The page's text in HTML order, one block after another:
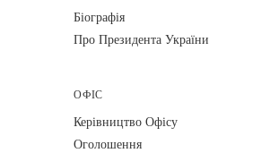
Біографія
Про Президента України
ОФІС
Керівництво Офісу
Оголошення